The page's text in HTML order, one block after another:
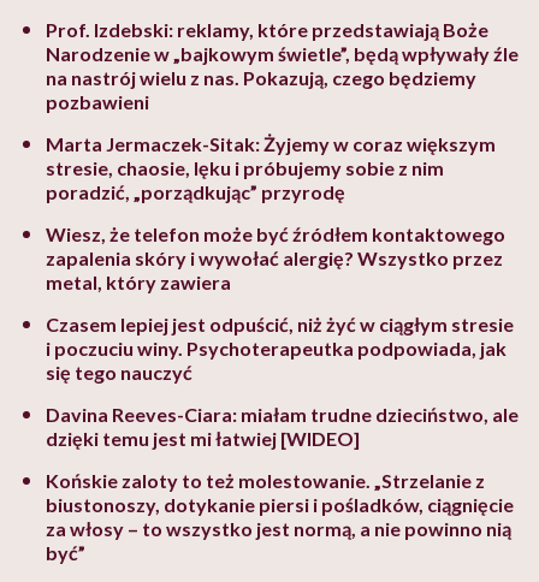
Prof. Izdebski: reklamy, które przedstawiają Boże
Narodzenie w „bajkowym świetle”, będą wpływały źle
na nastrój wielu z nas. Pokazują, czego będziemy
pozbawieni
Marta Jermaczek-Sitak: Żyjemy w coraz większym
stresie, chaosie, lęku i próbujemy sobie z nim
poradzić, „porządkując” przyrodę
Wiesz, że telefon może być źródłem kontaktowego
zapalenia skóry i wywołać alergię? Wszystko przez
metal, który zawiera
Czasem lepiej jest odpuścić, niż żyć w ciągłym stresie
i poczuciu winy. Psychoterapeutka podpowiada, jak
się tego nauczyć
Davina Reeves-Ciara: miałam trudne dzieciństwo, ale
dzięki temu jest mi łatwiej [WIDEO]
Końskie zaloty to też molestowanie. „Strzelanie z
biustonoszy, dotykanie piersi i pośladków, ciągnięcie
za włosy – to wszystko jest normą, a nie powinno nią
być”